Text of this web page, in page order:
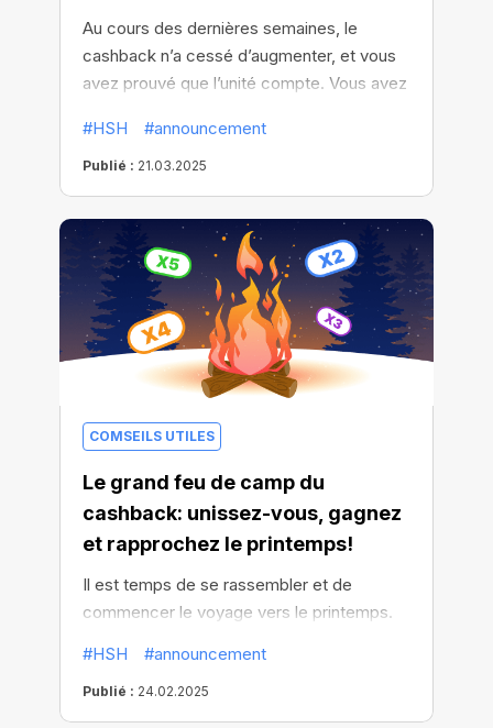
Au cours des dernières semaines, le
cashback n’a cessé d’augmenter, et vous
avez prouvé que l’unité compte. Vous avez
en crypto! Désormais, tous les utilisateurs
de l’écosystème bénéficient de ce
cashback grâce à vous.
#HSH #announcement
Publié : 21.03.2025
COMSEILS UTILES
Le grand feu de camp du
cashback: unissez-vous, gagnez
et rapprochez le printemps!
Il est temps de se rassembler et de
commencer le voyage vers le printemps.
les utilisateurs contrôlent sa chaleur. Plus
d'achats font grandir le feu, augmentant le
cashback pour toute la communauté —
#HSH #announcement
Publié : 24.02.2025